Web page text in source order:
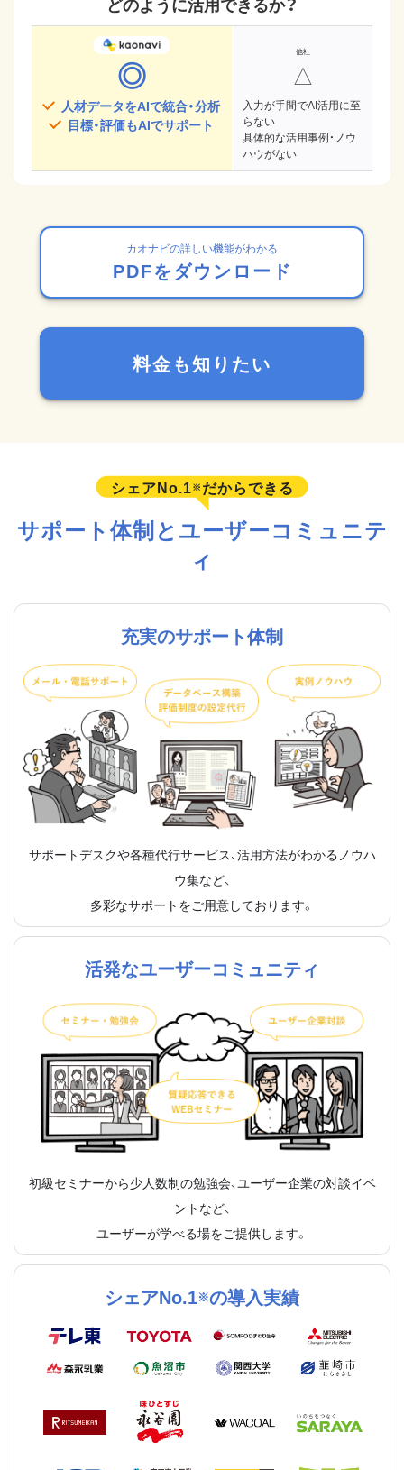
◎
人材データをAIで統合・分析
目標・評価もAIでサポート
△
入力が手間でAI活用に至
らない
具体的な活用事例・ノウ
ハウがない
カオナビの詳しい機能がわかる
PDFをダウンロード
料金も知りたい
シェアNo.1※ だからできる
サポート体制とユーザーコミュニテ
ィ
充実のサポート体制
サポートデスクや各種代行サービス、活用方法がわかるノウハ
ウ集など、
多彩なサポートをご用意しております。
活発なユーザーコミュニティ
初級セミナーから少人数制の勉強会、ユーザー企業の対談イベ
ントなど、
ユーザーが学べる場をご提供します。
シェアNo.1※の導入実績